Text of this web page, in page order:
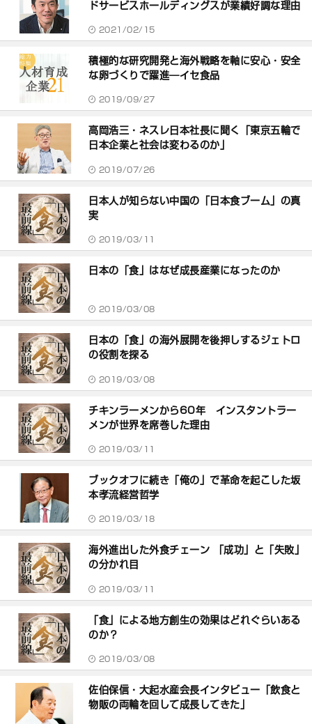
ドサービスホールディングスが業績好調な理由
2021/02/15
積極的な研究開発と海外戦略を軸に安心・安全
な卵づくりで躍進―イセ食品
2019/09/27
高岡浩三・ネスレ日本社長に聞く「東京五輪で
日本企業と社会は変わるのか」
2019/07/26
日本人が知らない中国の「日本食ブーム」の真
実
2019/03/11
日本の「食」はなぜ成長産業になったのか
2019/03/08
日本の「食」の海外展開を後押しするジェトロ
の役割を探る
2019/03/08
チキンラーメンから60年 インスタントラー
メンが世界を席巻した理由
2019/03/11
ブックオフに続き「俺の」で革命を起こした坂
本孝流経営哲学
2019/03/18
海外進出した外食チェーン 「成功」と「失敗」
の分かれ目
2019/03/11
「食」による地方創生の効果はどれぐらいある
のか？
2019/03/08
佐伯保信・大起水産会長インタビュー「飲食と
物販の両輪を回して成長してきた」